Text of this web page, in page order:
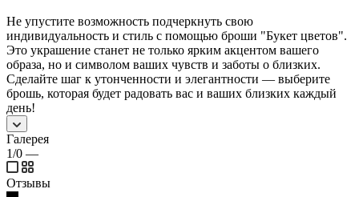
Не упустите возможность подчеркнуть свою
индивидуальность и стиль с помощью броши "Букет цветов".
Это украшение станет не только ярким акцентом вашего
образа, но и символом ваших чувств и заботы о близких.
Сделайте шаг к утонченности и элегантности — выберите
брошь, которая будет радовать вас и ваших близких каждый
день!
Галерея
1/0 —
Отзывы